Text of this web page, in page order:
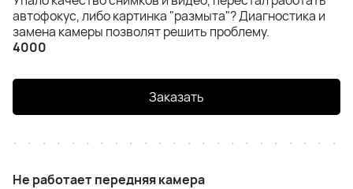
автофокус, либо картинка "размыта"? Диагностика и
замена камеры позволят решить проблему.
4000
Заказать
Не работает передняя камера